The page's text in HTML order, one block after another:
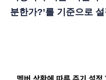
분한가?’를 기준으로 설